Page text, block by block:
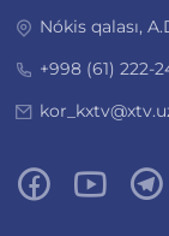
Nókis qalası,
+998 (61) 222-